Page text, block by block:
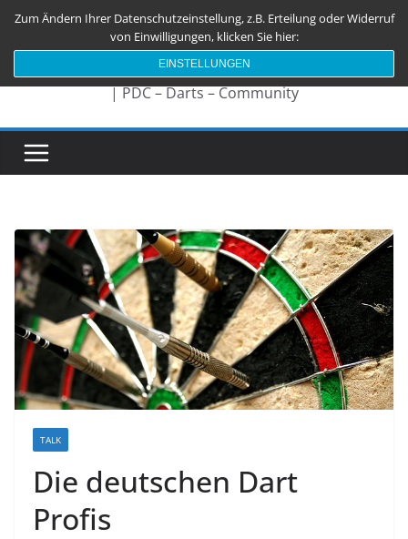
Zum
Darts180.de
| PDC – Darts – Community
TALK
Die deutschen Dart
Profis
Zum Ändern Ihrer Datenschutzeinstellung, z.B. Erteilung oder Widerruf
von Einwilligungen, klicken Sie hier:
EINSTELLUNGEN